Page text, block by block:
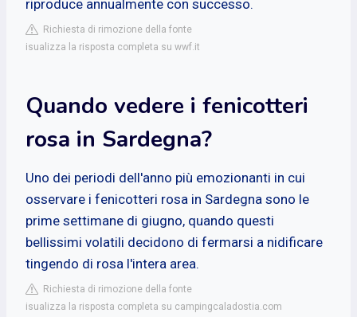
riproduce annualmente con successo.
Richiesta di rimozione della fonte
isualizza la risposta completa su wwf.it
Quando vedere i fenicotteri
rosa in Sardegna?
Uno dei periodi dell'anno più emozionanti in cui
osservare i fenicotteri rosa in Sardegna sono le
prime settimane di giugno, quando questi
bellissimi volatili decidono di fermarsi a nidificare
tingendo di rosa l'intera area.
Richiesta di rimozione della fonte
isualizza la risposta completa su campingcaladostia.com